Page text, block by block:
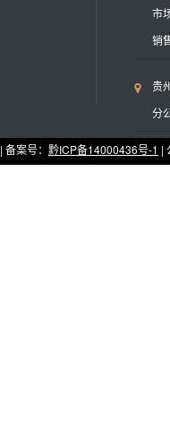
市
销
贵
分
案号： 黔ICP备14000436号-1 |